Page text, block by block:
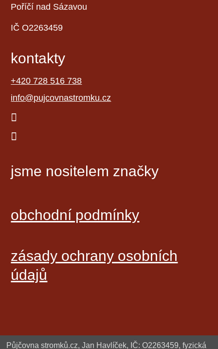
Poříčí nad Sázavou
IČ O2263459
kontakty
+420 728 516 738
info@pujcovnastromku.cz


jsme nositelem značky
obchodní podmínky
zásady ochrany osobních
údajů
Půjčovna stromků.cz, Jan Havlíček, IČ: O2263459, fyzická